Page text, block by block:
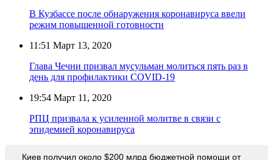
В Кузбассе после обнаружения коронавируса ввели
режим повышенной готовности
11:51 Март 13, 2020
Глава Чечни призвал мусульман молиться пять раз в
день для профилактики COVID-19
19:54 Март 11, 2020
РПЦ призвала к усиленной молитве в связи с
эпидемией коронавируса
Киев получил около $200 млрд бюджетной помощи от